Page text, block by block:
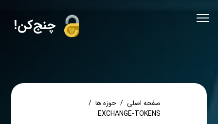
صفحه اصلی
حوزه ها
EXCHANGE-TOKENS